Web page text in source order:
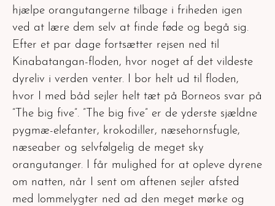
hjælpe orangutangerne tilbage i friheden igen
ved at lære dem selv at finde føde og begå sig.
Efter et par dage fortsætter rejsen ned til
Kinabatangan-floden, hvor noget af det vildeste
dyreliv i verden venter. I bor helt ud til floden,
hvor I med båd sejler helt tæt på Borneos svar på
“The big five”. ”The big five” er de yderste sjældne
pygmæ-elefanter, krokodiller, næsehornsfugle,
næseaber og selvfølgelig de meget sky
orangutanger. I får mulighed for at opleve dyrene
om natten, når I sent om aftenen sejler afsted
med lommelygter ned ad den meget mørke og